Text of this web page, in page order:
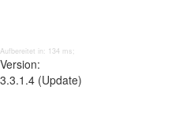
Aufbereitet in: 134 ms;
Version:
3.3.1.4 (Update)